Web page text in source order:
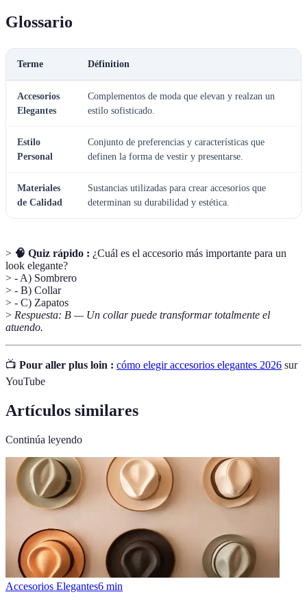
Glossario
Terme Définition
Accesorios
Elegantes
Complementos de moda que elevan y realzan un
estilo sofisticado.
Estilo
Personal
Conjunto de preferencias y características que
definen la forma de vestir y presentarse.
Materiales
de Calidad
Sustancias utilizadas para crear accesorios que
determinan su durabilidad y estética.
> 🧠 Quiz rápido : ¿Cuál es el accesorio más importante para un
look elegante?
> - A) Sombrero
> - B) Collar
> - C) Zapatos
> Respuesta: B — Un collar puede transformar totalmente el
atuendo.
📺 Pour aller plus loin : cómo elegir accesorios elegantes 2026 sur
YouTube
Artículos similares
Continúa leyendo
Accesorios Elegantes6 min